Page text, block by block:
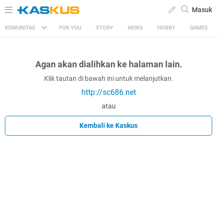
Masuk
KOMUNITAS FOR YOU STORY NEWS HOBBY GAMES
Agan akan dialihkan ke halaman lain.
Klik tautan di bawah ini untuk melanjutkan.
http://sc686.net
atau
Kembali ke Kaskus